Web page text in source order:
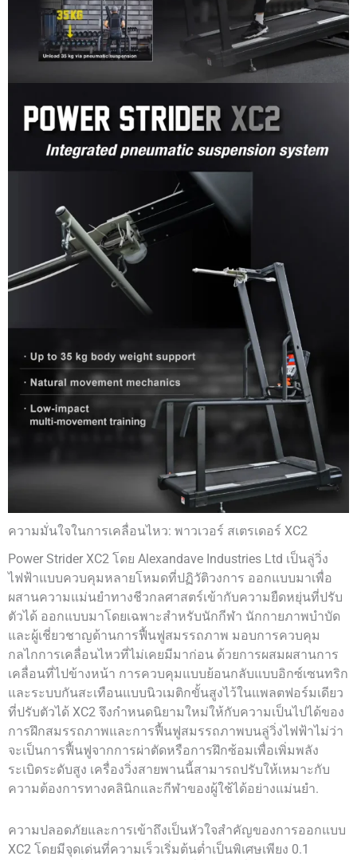
ความมั่นใจในการเคลื่อนไหว: พาวเวอร์ สเตรเดอร์ XC2
Power Strider XC2 โดย Alexandave Industries Ltd เป็นลู่วิ่ง
ไฟฟ้าแบบควบคุมหลายโหมดที่ปฏิวัติวงการ ออกแบบมาเพื่อ
ผสานความแม่นยำทางชีวกลศาสตร์เข้ากับความยืดหยุ่นที่ปรับ
ตัวได้ ออกแบบมาโดยเฉพาะสำหรับนักกีฬา นักกายภาพบำบัด
และผู้เชี่ยวชาญด้านการฟื้นฟูสมรรถภาพ มอบการควบคุม
กลไกการเคลื่อนไหวที่ไม่เคยมีมาก่อน ด้วยการผสมผสานการ
เคลื่อนที่ไปข้างหน้า การควบคุมแบบย้อนกลับแบบอิกซ์เซนทริก
และระบบกันสะเทือนแบบนิวเมติกขั้นสูงไว้ในแพลตฟอร์มเดียว
ที่ปรับตัวได้ XC2 จึงกำหนดนิยามใหม่ให้กับความเป็นไปได้ของ
การฝึกสมรรถภาพและการฟื้นฟูสมรรถภาพบนลู่วิ่งไฟฟ้าไม่ว่า
จะเป็นการฟื้นฟูจากการผ่าตัดหรือการฝึกซ้อมเพื่อเพิ่มพลัง
ระเบิดระดับสูง เครื่องวิ่งสายพานนี้สามารถปรับให้เหมาะกับ
ความต้องการทางคลินิกและกีฬาของผู้ใช้ได้อย่างแม่นยำ.
ความปลอดภัยและการเข้าถึงเป็นหัวใจสำคัญของการออกแบบ
XC2 โดยมีจุดเด่นที่ความเร็วเริ่มต้นต่ำเป็นพิเศษเพียง 0.1